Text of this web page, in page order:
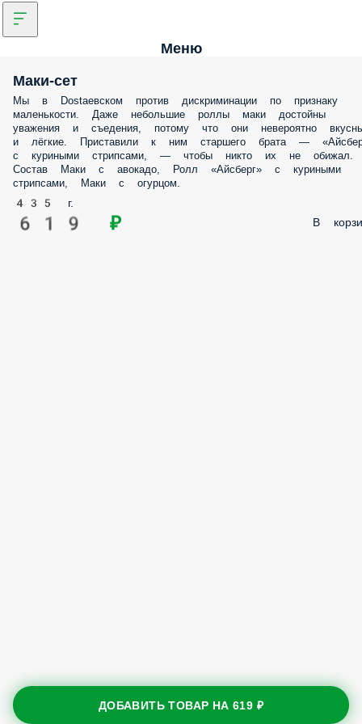
Меню
Маки-сет
Мы в Dostaевском против дискриминации по признаку
маленькости. Даже небольшие роллы маки достойны
уважения и съедения, потому что они невероятно
и лёгкие. Приставили к ним старшего брата —
с куриными стрипсами, — чтобы никто их не обижал.
Состав Маки с авокадо, Ролл «Айсберг» с куриными
стрипсами, Маки с огурцом.
435 г.
619 ₽ В
ДОБАВИТЬ ТОВАР НА619 ₽